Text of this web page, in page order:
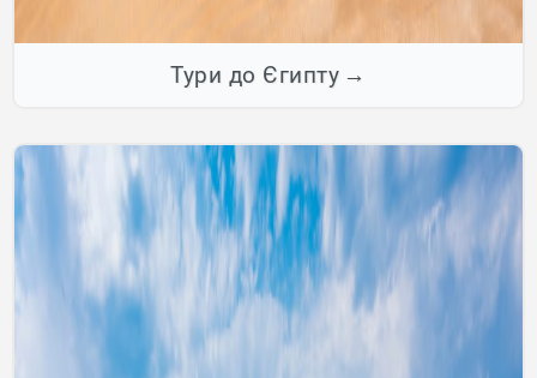
Тури до Єгипту